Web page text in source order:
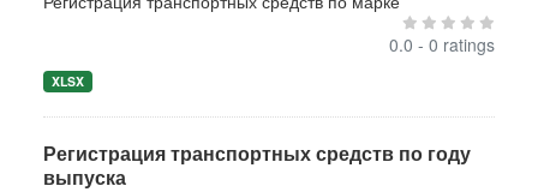
0.0 - 0 ratings
XLSX
Регистрация транспортных средств по году
выпуска